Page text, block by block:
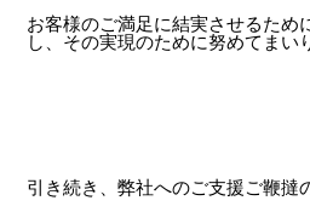
お客様のご満足に結実させるため
し、その実現のために努めてまい
引き続き、弊社へのご支援ご鞭撻